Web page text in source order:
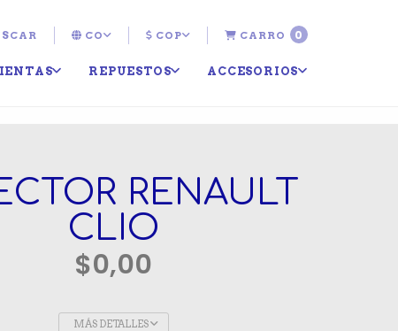
CO COP CARRO 0
REPUESTOS ACCESORIOS
RENAULT
CLIO
$0,00
MÁS DETALLES